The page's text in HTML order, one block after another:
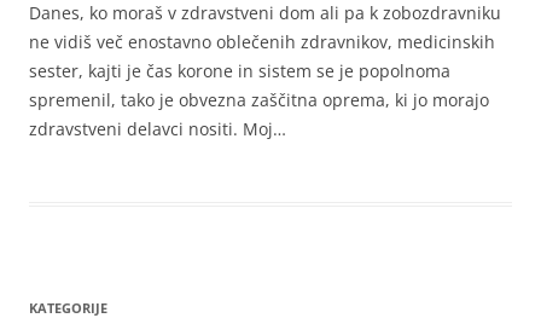
Danes, ko moraš v zdravstveni dom ali pa k zobozdravniku
ne vidiš več enostavno oblečenih zdravnikov, medicinskih
sester, kajti je čas korone in sistem se je popolnoma
spremenil, tako je obvezna zaščitna oprema, ki jo morajo
zdravstveni delavci nositi. Moj…
KATEGORIJE